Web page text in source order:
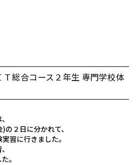
Ｔ総合コース２年生 専門学校体
２日に分かれて、
習に行きました。
。